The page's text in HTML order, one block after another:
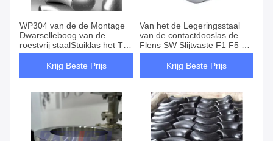
WP304 van de de Montage
Dwarselleboog van de
roestvrij staalStuiklas het T-
stukreductiemiddel Stub
Krijg Beste Prijs
Van het de Legeringsstaal
van de contactdooslas de
Flens SW Slijtvaste F1 F5 F9
F11 F12
Krijg Beste Prijs